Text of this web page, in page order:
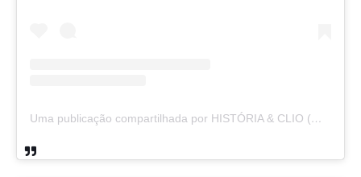
Uma publicação compartilhada por HISTÓRIA & CLIO (@historiaeclio)